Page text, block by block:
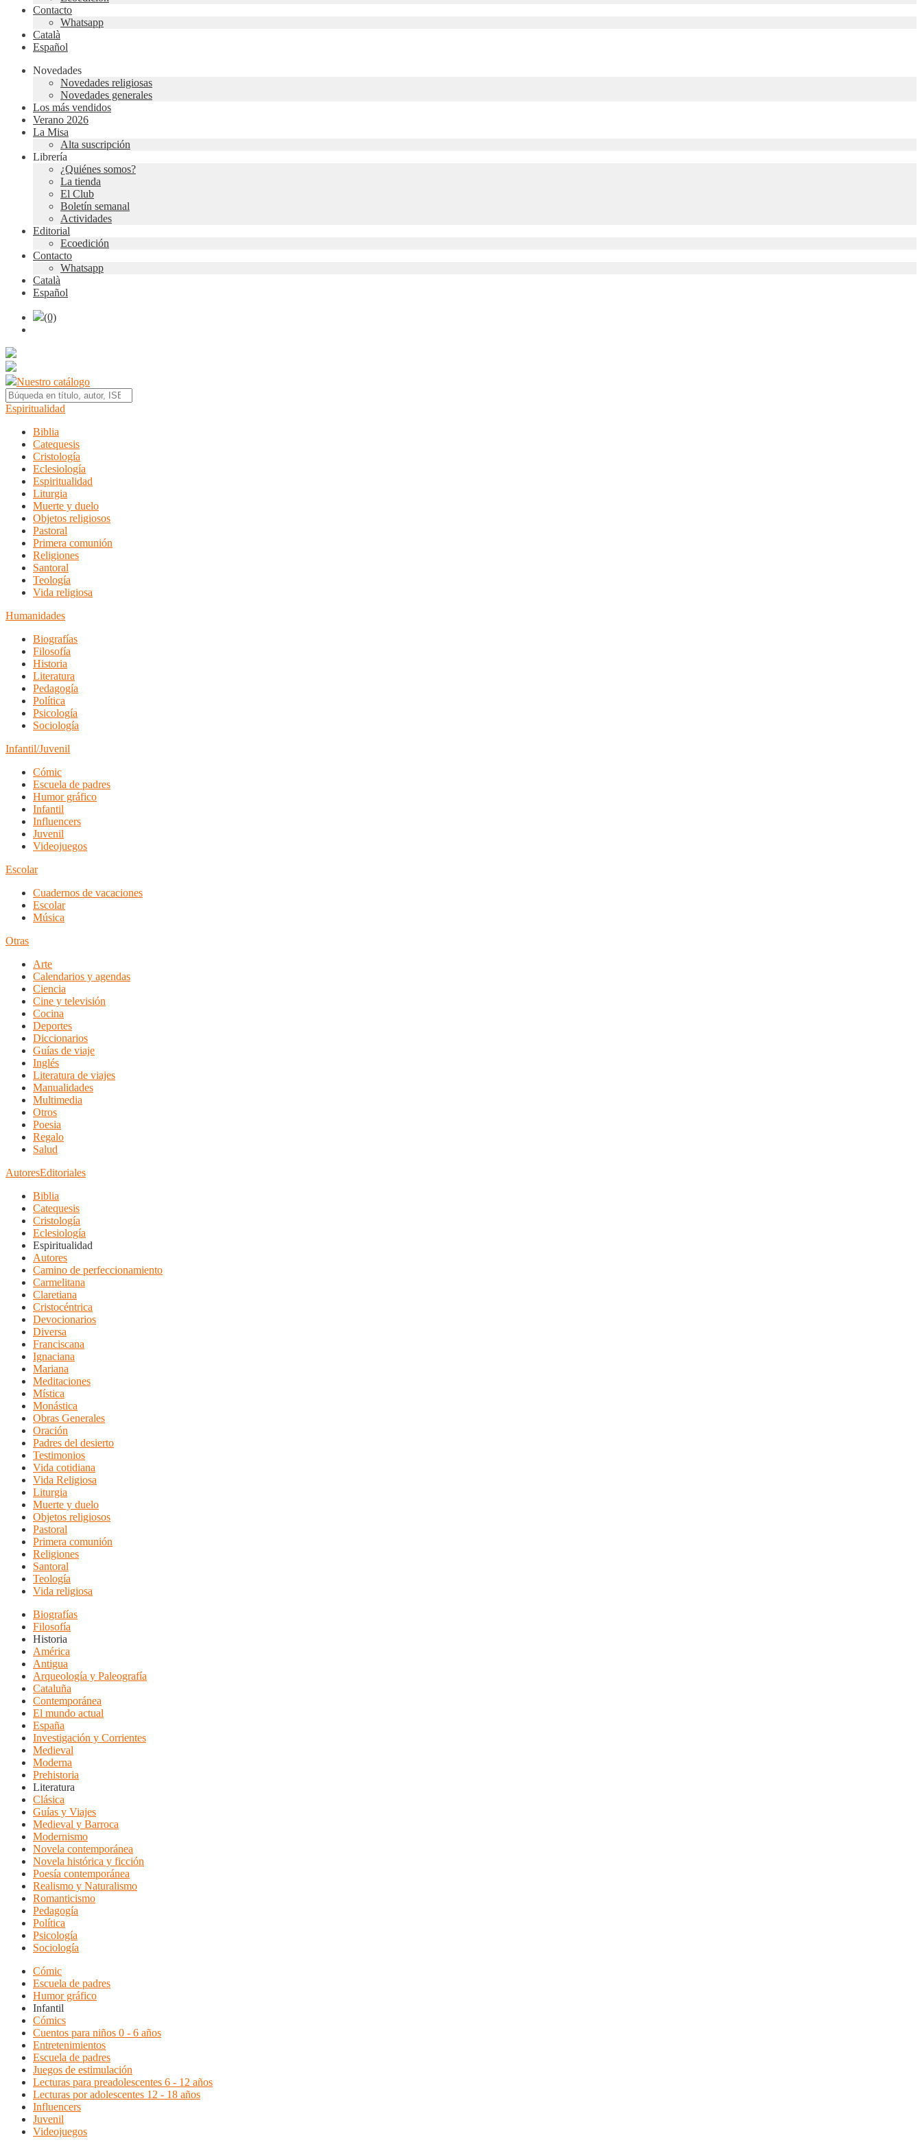
Contacto
Whatsapp
Català
Español
Novedades
Novedades religiosas
Novedades generales
Los más vendidos
Verano 2026
La Misa
Alta suscripción
Librería
¿Quiénes somos?
La tienda
El Club
Boletín semanal
Actividades
Editorial
Ecoedición
Contacto
Whatsapp
Català
Español
(0)
Nuestro catálogo
Espiritualidad
Biblia
Catequesis
Cristología
Eclesiología
Espiritualidad
Liturgia
Muerte y duelo
Objetos religiosos
Pastoral
Primera comunión
Religiones
Santoral
Teología
Vida religiosa
Humanidades
Biografías
Filosofía
Historia
Literatura
Pedagogía
Política
Psicología
Sociología
Infantil/Juvenil
Cómic
Escuela de padres
Humor gráfico
Infantil
Influencers
Juvenil
Videojuegos
Escolar
Cuadernos de vacaciones
Escolar
Música
Otras
Arte
Calendarios y agendas
Ciencia
Cine y televisión
Cocina
Deportes
Diccionarios
Guías de viaje
Inglés
Literatura de viajes
Manualidades
Multimedia
Otros
Poesia
Regalo
Salud
AutoresEditoriales
Biblia
Catequesis
Cristología
Eclesiología
Espiritualidad
Autores
Camino de perfeccionamiento
Carmelitana
Claretiana
Cristocéntrica
Devocionarios
Diversa
Franciscana
Ignaciana
Mariana
Meditaciones
Mística
Monástica
Obras Generales
Oración
Padres del desierto
Testimonios
Vida cotidiana
Vida Religiosa
Liturgia
Muerte y duelo
Objetos religiosos
Pastoral
Primera comunión
Religiones
Santoral
Teología
Vida religiosa
Biografías
Filosofía
Historia
América
Antigua
Arqueología y Paleografía
Cataluña
Contemporánea
El mundo actual
España
Investigación y Corrientes
Medieval
Moderna
Prehistoria
Literatura
Clásica
Guías y Viajes
Medieval y Barroca
Modernismo
Novela contemporánea
Novela histórica y ficción
Poesía contemporánea
Realismo y Naturalismo
Romanticismo
Pedagogía
Política
Psicología
Sociología
Cómic
Escuela de padres
Humor gráfico
Infantil
Cómics
Cuentos para niños 0 - 6 años
Entretenimientos
Escuela de padres
Juegos de estimulación
Lecturas para preadolescentes 6 - 12 años
Lecturas por adolescentes 12 - 18 años
Influencers
Juvenil
Videojuegos